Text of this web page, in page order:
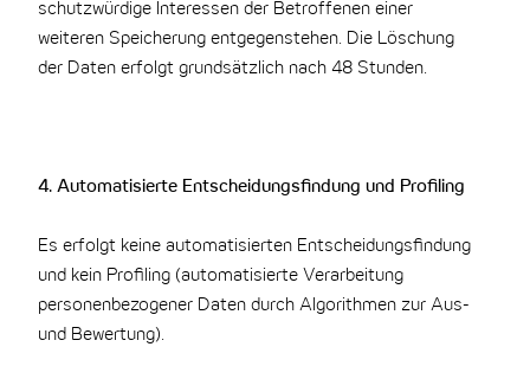
schutzwürdige Interessen der Betroffenen einer
weiteren Speicherung entgegenstehen. Die Löschung
der Daten erfolgt grundsätzlich nach 48 Stunden.
4. Automatisierte Entscheidungsfindung und Profiling
Es erfolgt keine automatisierten Entscheidungsfindung
und kein Profiling (automatisierte Verarbeitung
personenbezogener Daten durch Algorithmen zur Aus-
und Bewertung).